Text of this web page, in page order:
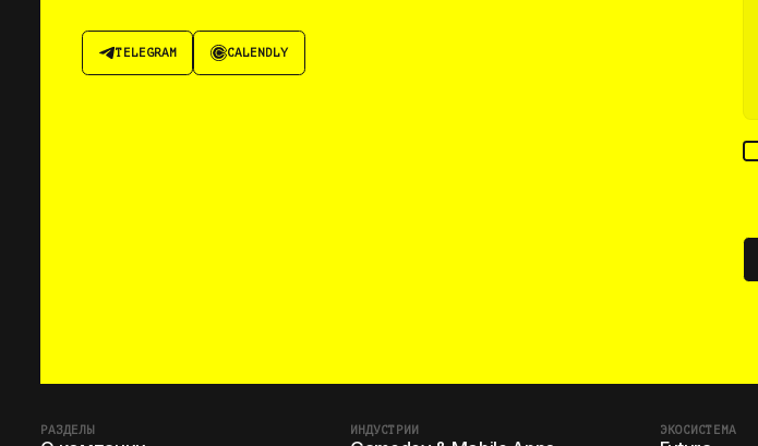
TELEGRAM CALENDLY
РАЗДЕЛЫ ИНДУСТРИИ ЭКОСИСТЕМА